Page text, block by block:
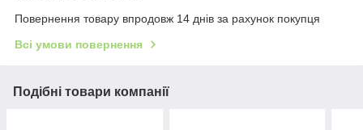
Повернення товару впродовж 14 днів за рахунок покупця
Всі умови повернення
Подібні товари компанії